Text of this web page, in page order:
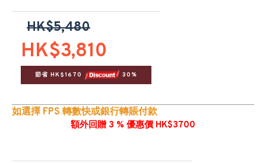
HK$3,810
HK$5,480
節省 HK$1670 30%
如選擇 FPS 轉數快或銀行轉賬付款
額外回贈 3 % 優惠價 HK$3700